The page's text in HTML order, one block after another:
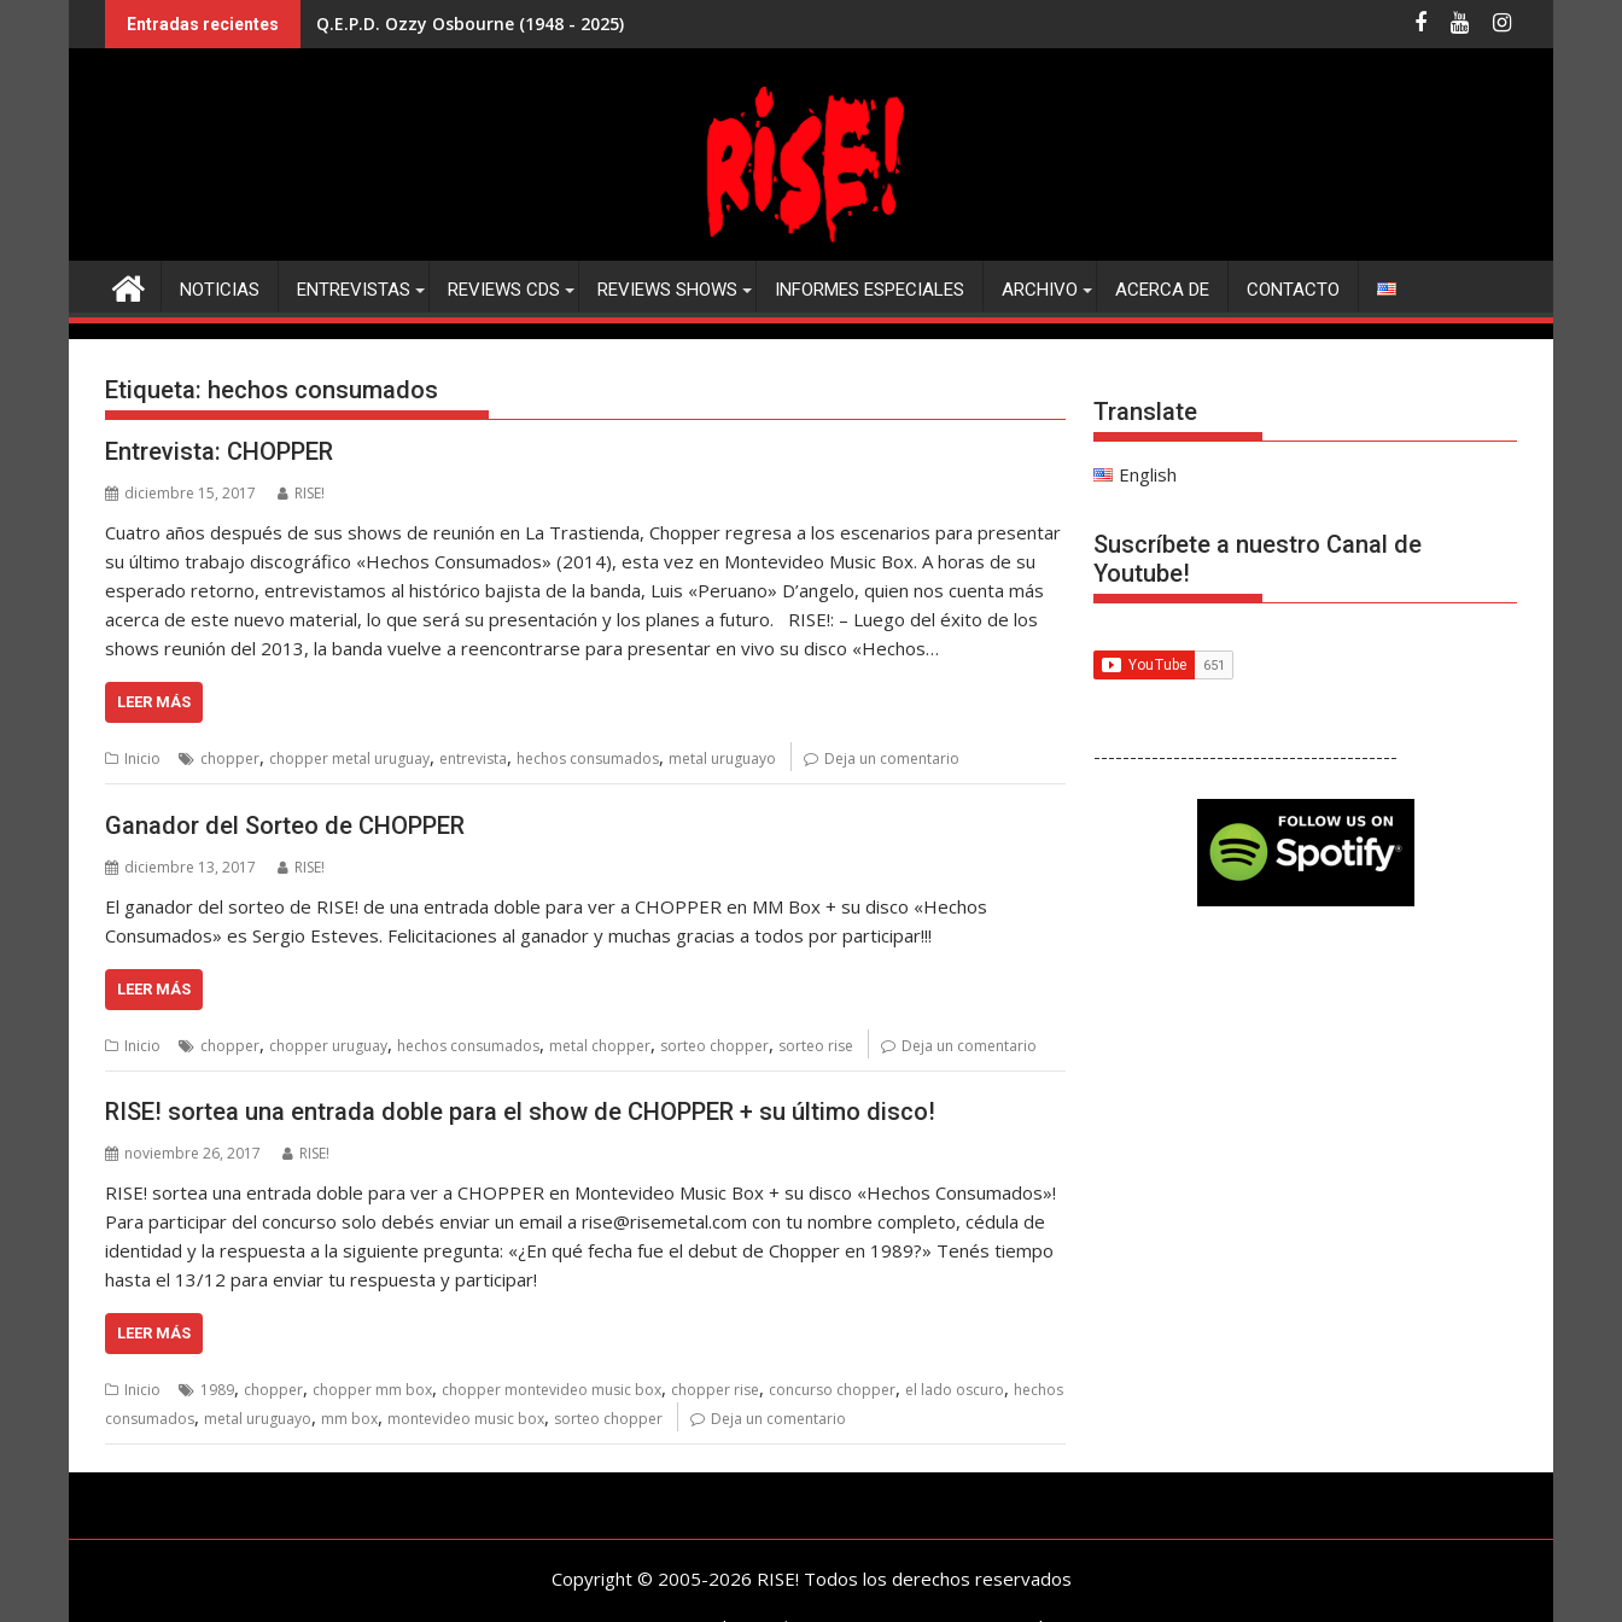
al
Entradas recientes Q.E.P.D. Ozzy Osbourne (1948 - 2025)
NOTICIAS ENTREVISTAS REVIEWS CDS REVIEWS SHOWS INFORMES ESPECIALES ARCHIVO ACERCA DE CONTACTO
Etiqueta: hechos consumados
Entrevista: CHOPPER
diciembre 15, 2017 RISE!
Cuatro años después de sus shows de reunión en La Trastienda, Chopper regresa a los escenarios para presentar
su último trabajo discográfico «Hechos Consumados» (2014), esta vez en Montevideo Music Box. A horas de su
esperado retorno, entrevistamos al histórico bajista de la banda, Luis «Peruano» D’angelo, quien nos cuenta más
acerca de este nuevo material, lo que será su presentación y los planes a futuro. RISE!: – Luego del éxito de los
shows reunión del 2013, la banda vuelve a reencontrarse para presentar en vivo su disco «Hechos…
LEER MÁS
Inicio chopper, chopper metal uruguay, entrevista, hechos consumados, metal uruguayo Deja un comentario
Ganador del Sorteo de CHOPPER
diciembre 13, 2017 RISE!
El ganador del sorteo de RISE! de una entrada doble para ver a CHOPPER en MM Box + su disco «Hechos
Consumados» es Sergio Esteves. Felicitaciones al ganador y muchas gracias a todos por participar!!!
LEER MÁS
Inicio chopper, chopper uruguay, hechos consumados, metal chopper, sorteo chopper, sorteo rise Deja un comentario
RISE! sortea una entrada doble para el show de CHOPPER + su último disco!
noviembre 26, 2017 RISE!
RISE! sortea una entrada doble para ver a CHOPPER en Montevideo Music Box + su disco «Hechos Consumados»!
Para participar del concurso solo debés enviar un email a rise@risemetal.com con tu nombre completo, cédula de
identidad y la respuesta a la siguiente pregunta: «¿En qué fecha fue el debut de Chopper en 1989?» Tenés tiempo
hasta el 13/12 para enviar tu respuesta y participar!
LEER MÁS
Inicio 1989, chopper, chopper mm box, chopper montevideo music box, chopper rise, concurso chopper, el lado oscuro, hechos
consumados, metal uruguayo, mm box, montevideo music box, sorteo chopper Deja un comentario
Translate
English
Suscríbete a nuestro Canal de
Youtube!
------------------------------------------
Copyright © 2005-2026 RISE! Todos los derechos reservados